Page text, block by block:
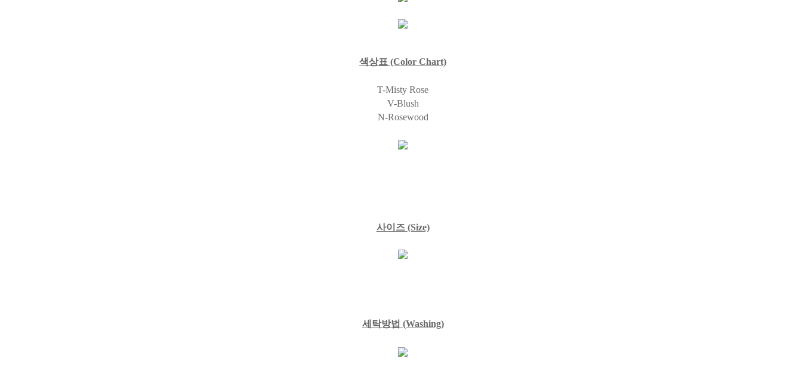
색상표 (Color Chart)
T-Misty Rose
V-Blush
N-Rosewood
사이즈 (Size)
세탁방법 (Washing)